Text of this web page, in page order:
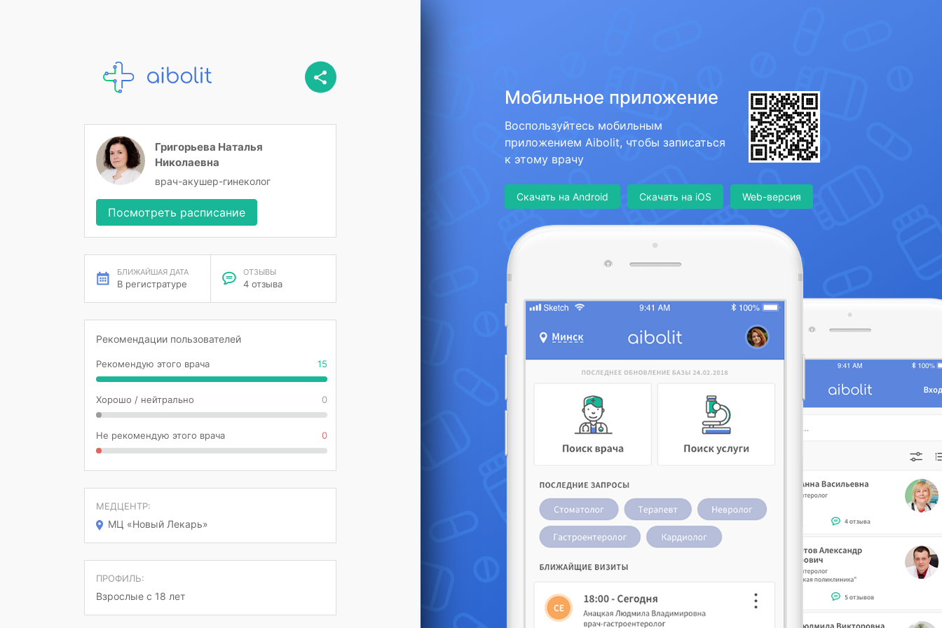
Мобильное приложение
Воспользуйтесь мобильным
приложением Aibolit, чтобы записаться
к этому врачу
Скачать на Android Скачать на iOS Web-версия
Григорьева Наталья
Николаевна
врач-акушер-гинеколог
Посмотреть расписание
БЛИЖАЙШАЯ ДАТА
В регистратуре
ОТЗЫВЫ
4 отзыва
Рекомендации пользователей
Рекомендую этого врача 15
Хорошо / нейтрально 0
Не рекомендую этого врача 0
МЕДЦЕНТР:
МЦ «Новый Лекарь»
ПРОФИЛЬ:
Взрослые с 18 лет